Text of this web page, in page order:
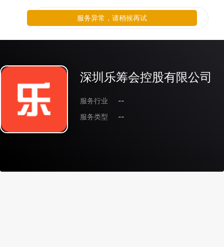
深圳乐筹会控股有限公司
服务行业
--
服务类型
--
服务异常，请稍候再试